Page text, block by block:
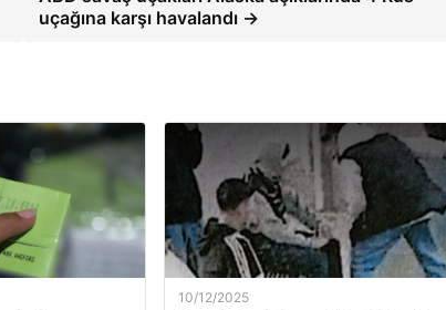
uçağına karşı havalandı →
10/12/2025